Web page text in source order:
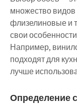
множество
флизелиновые и
свои
Например,
подходят для
лучше
Определение